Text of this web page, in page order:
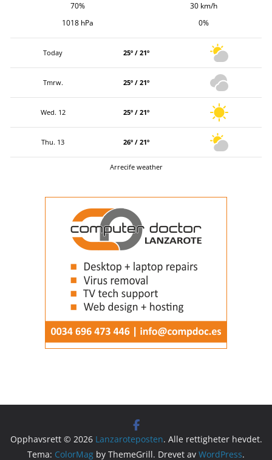
70%
30 km/h
1018 hPa
0%
Today 25º / 21º
Tmrw. 25º / 21º
Wed. 12 25º / 21º
Thu. 13 26º / 21º
Arrecife weather
Opphavsrett © 2026 Lanzaroteposten. Alle rettigheter hevdet.
Tema: ColorMag by ThemeGrill. Drevet av WordPress.